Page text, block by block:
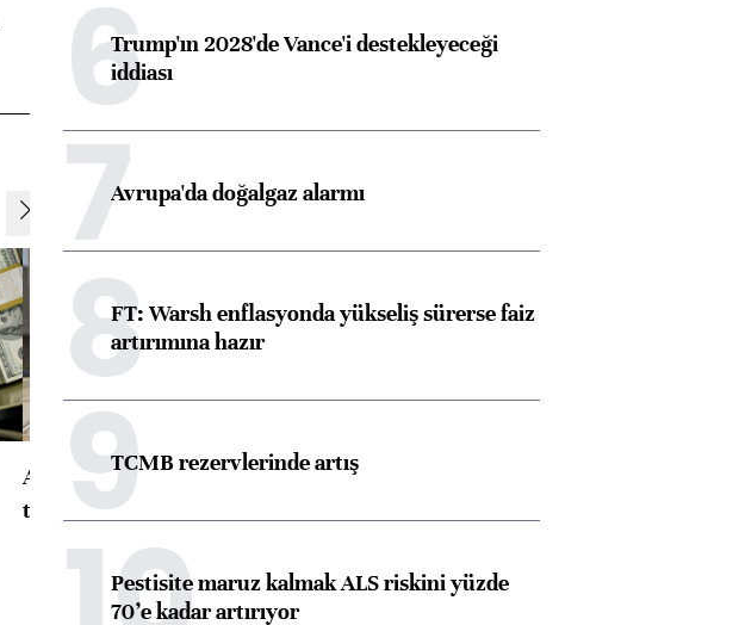
ABD'de konut başlangıçları
toparlandı
konusunda Unicredit ile
6Trump'ın 2028'de Vance'i destekleyeceği
iddiası
7Avrupa'da doğalgaz alarmı
8FT: Warsh enflasyonda yükseliş sürerse faiz
artırımına hazır
9TCMB rezervlerinde artış
Pestisite maruz kalmak ALS riskini yüzde
70’e kadar artırıyor